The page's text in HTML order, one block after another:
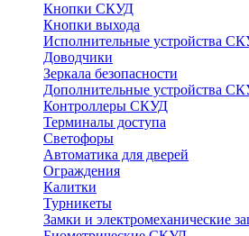
Кнопки СКУД
Кнопки выхода
Исполнительные устройства
Доводчики
Зеркала безопасности
Дополнительные устройства
Контроллеры СКУД
Терминалы доступа
Светофоры
Автоматика для дверей
Ограждения
Калитки
Турникеты
Замки и электромеханические